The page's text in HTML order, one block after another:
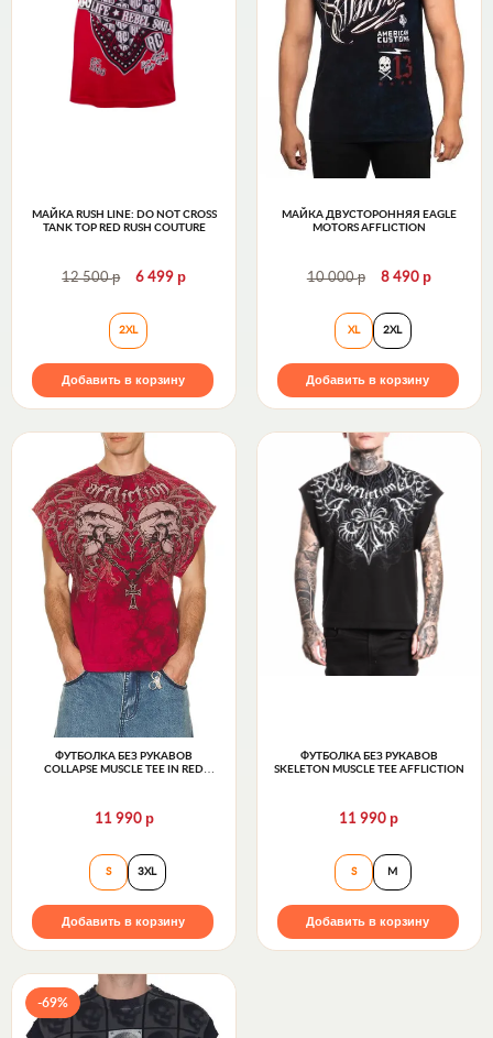
МАЙКА RUSH LINE: DO NOT CROSS
TANK TOP RED RUSH COUTURE
12 500р 6 499р
Майка RUSH LINE: DO NOT CROSS TANK TOP Red
2XL
Добавить в корзину
МАЙКА ДВУСТОРОННЯЯ EAGLE
MOTORS AFFLICTION
10 000р 8 490 р
Майка
XL 2XL
Добавить в корзину
ФУТБОЛКА БЕЗ РУКАВОВ
COLLAPSE MUSCLE TEE IN RED
11 990 р
Футболка без рукавов Collapse muscle tee in red
S 3XL
Добавить в корзину
ФУТБОЛКА БЕЗ РУКАВОВ
SKELETON MUSCLE TEE AFFLICTION
11 990р
Футболка без
S M
Добавить в корзину
-69%